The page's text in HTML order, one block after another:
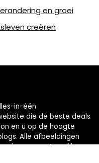
en groei
creëren
in-één
die de beste deals
en u op de hoogte
Alle afbeeldingen
hun respectievelijke